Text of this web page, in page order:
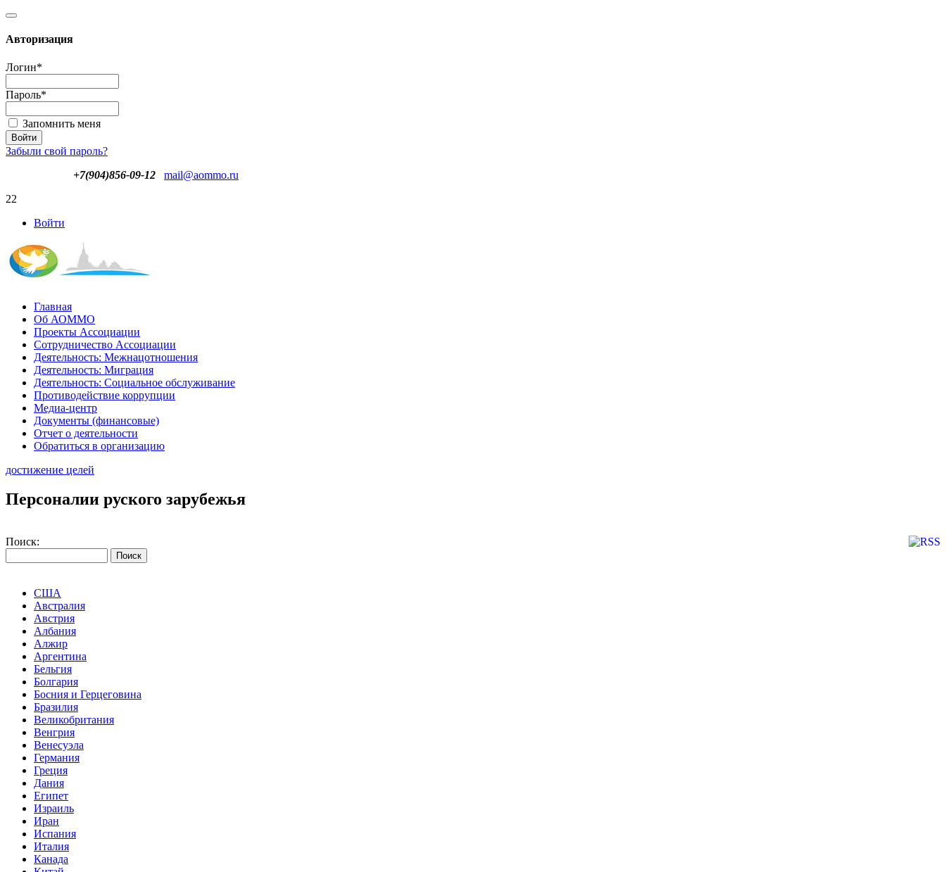
Авторизация
Логин*
Пароль*
Запомнить меня
Забыли свой пароль?
+7(904)856-09-12
mail@aommo.ru
22
Войти
Главная
Об АОММО
Проекты Ассоциации
Сотрудничество Ассоциации
Деятельность: Межнацотношения
Деятельность: Миграция
Деятельность: Социальное обслуживание
Противодействие коррупции
Медиа-центр
Документы (финансовые)
Отчет о деятельности
Обратиться в организацию
достижение целей
Персоналии руского зарубежья
Поиск:
США
Австралия
Австрия
Албания
Алжир
Аргентина
Бельгия
Болгария
Босния и Герцеговина
Бразилия
Великобритания
Венгрия
Венесуэла
Германия
Греция
Дания
Египет
Израиль
Иран
Испания
Италия
Канада